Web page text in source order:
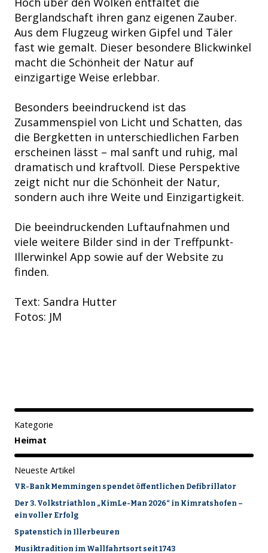
Kategorie
Heimat
Neueste Artikel
VR-Bank Memmingen spendet öffentlichen Defibrillator
Der 3. Volkstriathlon „KimLe-Man 2026“ in Kimratshofen –
ein voller Erfolg
Spatenstich in Illerbeuren
Musiktradition im Wallfahrtsort seit 1743
Berglandschaft ihren ganz eigenen Zauber.
Aus dem Flugzeug wirken Gipfel und Täler
fast wie gemalt. Dieser besondere Blickwinkel
macht die Schönheit der Natur auf
einzigartige Weise erlebbar.
Besonders beeindruckend ist das
Zusammenspiel von Licht und Schatten, das
die Bergketten in unterschiedlichen Farben
erscheinen lässt – mal sanft und ruhig, mal
dramatisch und kraftvoll. Diese Perspektive
zeigt nicht nur die Schönheit der Natur,
sondern auch ihre Weite und Einzigartigkeit.
Die beeindruckenden Luftaufnahmen und
viele weitere Bilder sind in der Treffpunkt-
Illerwinkel App sowie auf der Website zu
finden.
Text: Sandra Hutter
Fotos: JM